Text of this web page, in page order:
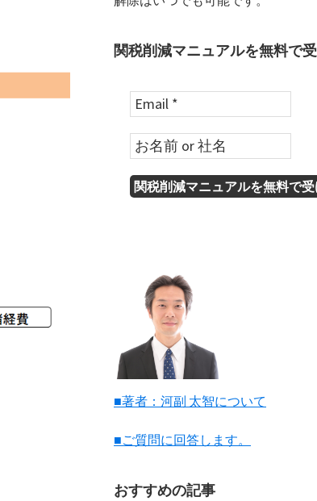
関税削減マニュアルを無料で
■著者：河副 太智について
■ご質問に回答します。
おすすめの記事